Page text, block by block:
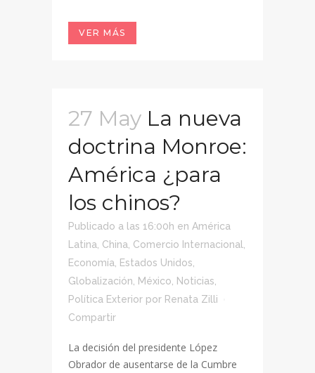
VER MÁS
27 May La nueva
doctrina Monroe:
América ¿para
los chinos?
Publicado a las 16:00h en América
Latina China Comercio Internacional
Economía
Estados Unidos
Globalización
México Noticias
Política Exterior por Renata Zilli
Compartir
La decisión del presidente López
Obrador de ausentarse de la Cumbre